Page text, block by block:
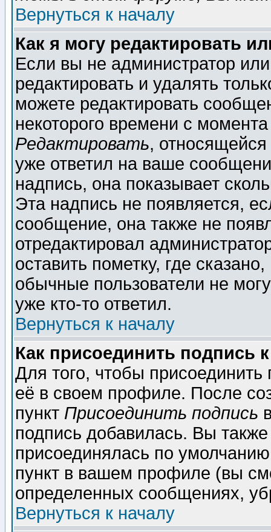
Вернуться к началу
Как я могу редактировать
Если вы не администратор
редактировать и удалять
можете редактировать
некоторого времени с
Редактировать,
уже ответил на ваше
надпись, она показывает
Эта надпись не появляется,
сообщение, она также не
отредактировал
оставить пометку, где
обычные пользователи не
уже кто-то ответил.
Вернуться к началу
Как присоединить подпись
Для того, чтобы
её в своем профиле. После
пункт Присоединить подпись
подпись добавилась. Вы
присоединялась по
пункт в вашем профиле (вы
определенных сообщениях,
Вернуться к началу